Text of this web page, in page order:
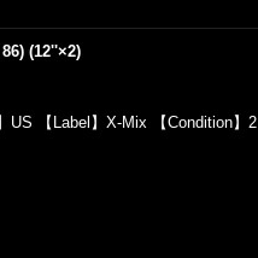
(12''×2)
US 【Label】X-Mix 【Condition】2